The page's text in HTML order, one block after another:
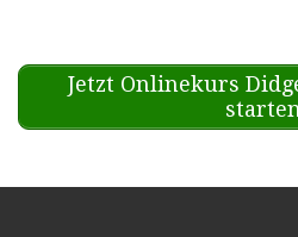
Jetzt Onlinekurs